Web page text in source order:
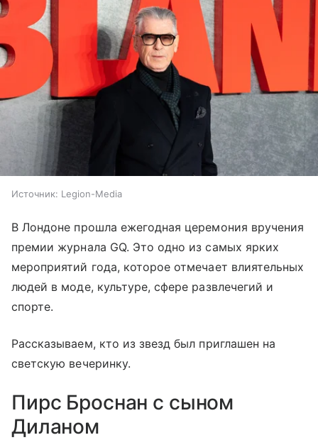
Источник: Legion-Media
В Лондоне прошла ежегодная церемония вручения
премии журнала GQ. Это одно из самых ярких
мероприятий года, которое отмечает влиятельных
людей в моде, культуре, сфере развлечегий и
спорте.
Рассказываем, кто из звезд был приглашен на
светскую вечеринку.
Пирс Броснан с сыном
Диланом